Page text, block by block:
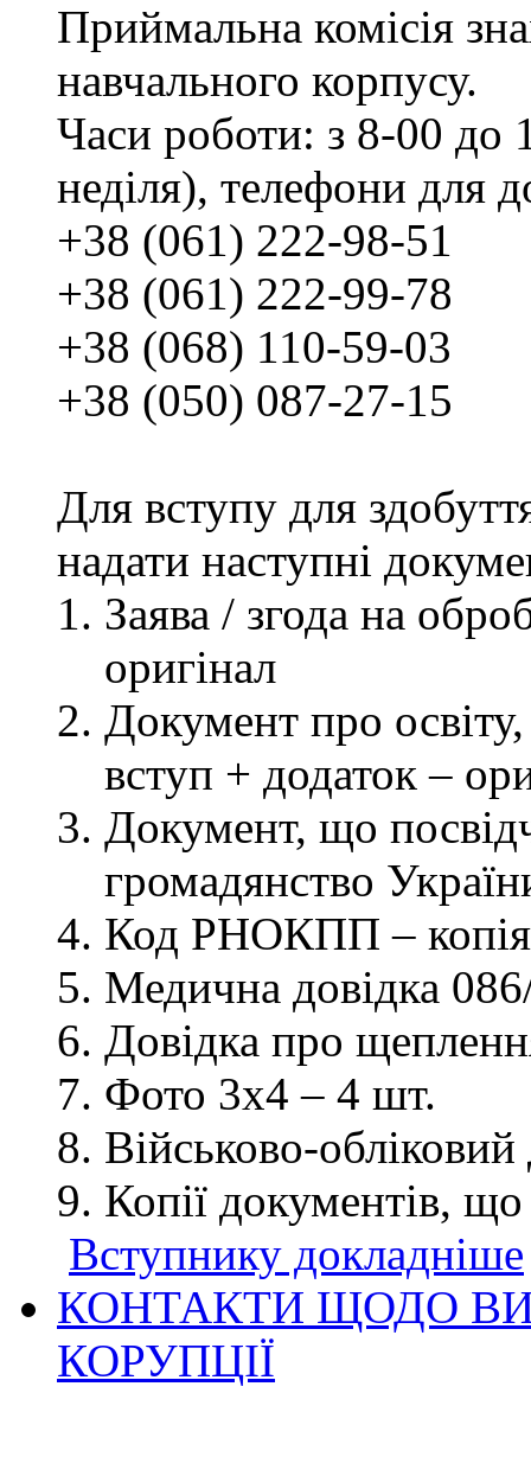
Приймальна комісія
навчального корпусу.
Часи роботи: з 8-00 до
неділя), телефони для
+38 (061) 222-98-51
+38 (061) 222-99-78
+38 (068) 110-59-03
+38 (050) 087-27-15
Для вступу для
надати наступні
Заява / згода на
оригінал
Документ про освіту,
вступ + додаток –
Документ, що
громадянство
Код РНОКПП – копія
Медична довідка
Довідка про
Фото 3х4 – 4 шт.
Військово-
Копії документів,
Вступнику докладніше
КОНТАКТИ ЩОДО
КОРУПЦІЇ